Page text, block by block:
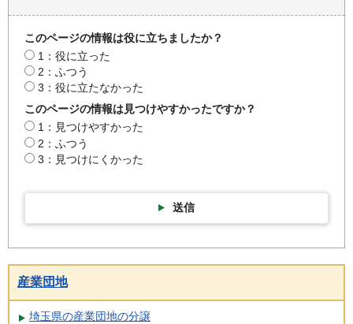
このページの情報は役に立ちましたか？
1：役に立った
2：ふつう
3：役に立たなかった
このページの情報は見つけやすかったですか？
1：見つけやすかった
2：ふつう
3：見つけにくかった
送信
産業団地
埼玉県の産業団地の分譲